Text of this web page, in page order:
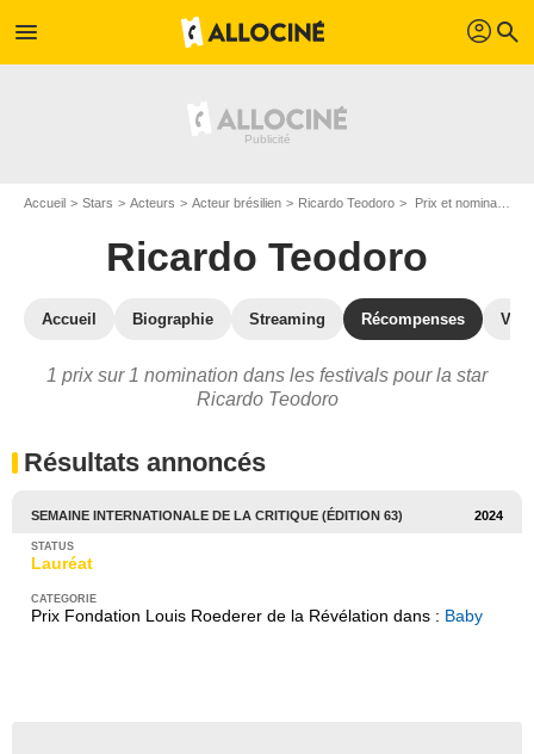
menu profil search
Accueil Stars Acteurs Acteur brésilien Ricardo Teodoro Prix et nominations de Ricardo Teodoro
Ricardo Teodoro
Accueil Biographie Streaming Récompenses
1 prix sur 1 nomination dans les festivals pour la star
Ricardo Teodoro
Résultats annoncés
SEMAINE INTERNATIONALE DE LA CRITIQUE (ÉDITION 63) 2024
Lauréat
Prix Fondation Louis Roederer de la Révélation dans : Baby